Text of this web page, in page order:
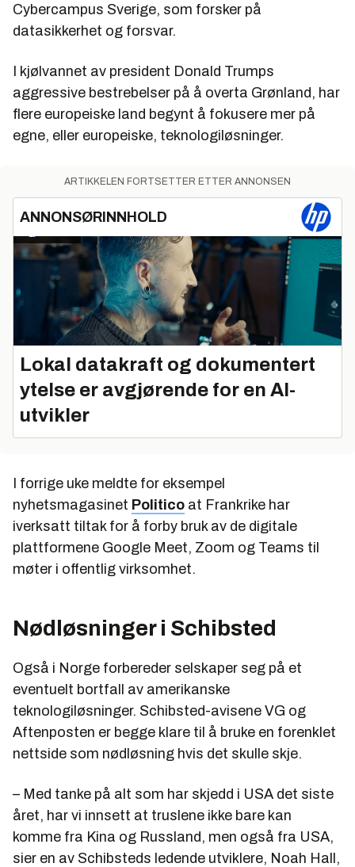
Cybercampus Sverige, som forsker på
datasikkerhet og forsvar.
I kjølvannet av president Donald Trumps
aggressive bestrebelser på å overta Grønland, har
flere europeiske land begynt å fokusere mer på
egne, eller europeiske, teknologiløsninger.
ARTIKKELEN FORTSETTER ETTER ANNONSEN
ANNONSØRINNHOLD
Lokal datakraft og dokumentert
ytelse er avgjørende for en AI-
utvikler
I forrige uke meldte for eksempel
nyhetsmagasinet Politico at Frankrike har
iverksatt tiltak for å forby bruk av de digitale
plattformene Google Meet, Zoom og Teams til
møter i offentlig virksomhet.
Nødløsninger i Schibsted
Også i Norge forbereder selskaper seg på et
eventuelt bortfall av amerikanske
teknologiløsninger. Schibsted-avisene VG og
Aftenposten er begge klare til å bruke en forenklet
nettside som nødløsning hvis det skulle skje.
– Med tanke på alt som har skjedd i USA det siste
året, har vi innsett at truslene ikke bare kan
komme fra Kina og Russland, men også fra USA,
sier en av Schibsteds ledende utviklere, Noah Hall,